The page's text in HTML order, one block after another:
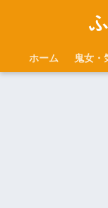
ホーム 鬼女・